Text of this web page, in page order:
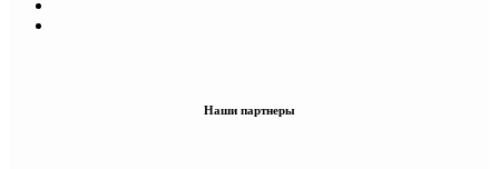
Наши партнеры